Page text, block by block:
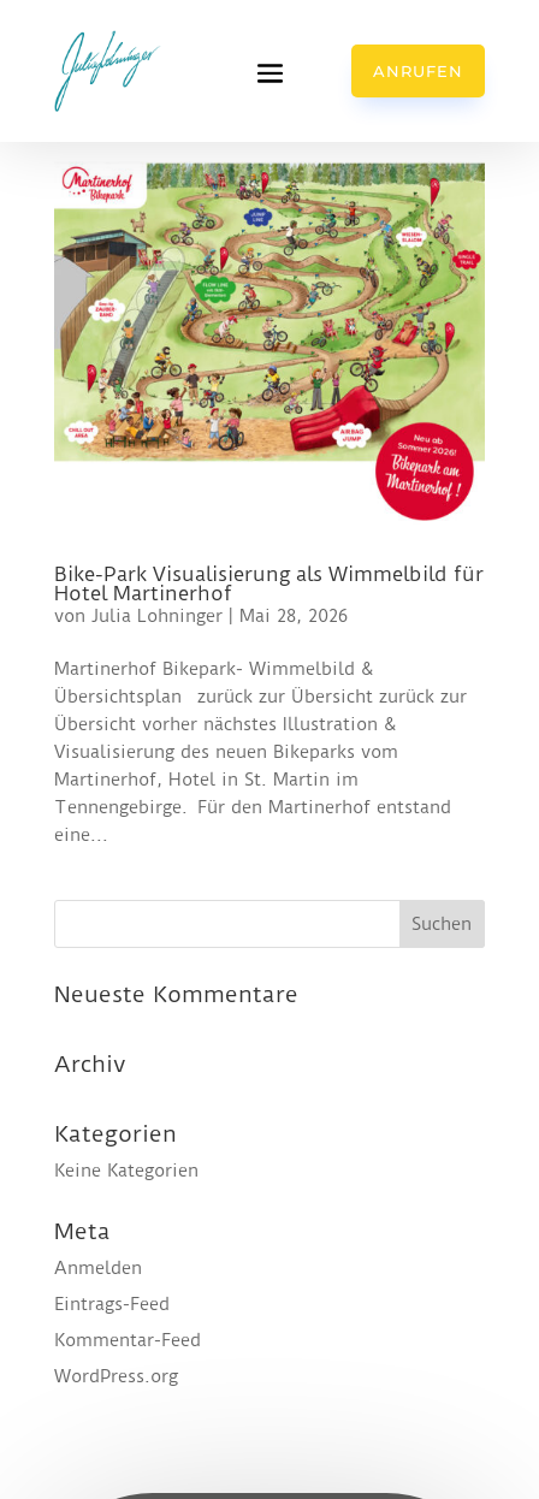
ANRUFEN
Bike-Park Visualisierung als Wimmelbild für
Hotel Martinerhof
von Julia Lohninger| Mai 28, 2026
Martinerhof Bikepark- Wimmelbild &
Übersichtsplan zurück zur Übersicht zurück zur
Übersicht vorher nächstes Illustration &
Visualisierung des neuen Bikeparks vom
Martinerhof, Hotel in St. Martin im
Tennengebirge. Für den Martinerhof entstand
eine...
Neueste Kommentare
Archiv
Kategorien
Keine Kategorien
Meta
Anmelden
Eintrags-Feed
Kommentar-Feed
WordPress.org